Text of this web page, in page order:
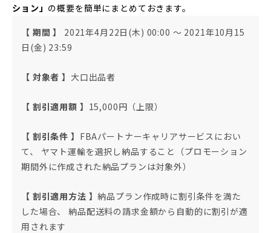
ション」 の概要を簡単にまとめておきます。
【 期間 】 2021年4月22日(木) 00:00 ～ 2021年10月15
日(金) 23:59
【 対象者 】 大口出品者
【 割引適用額 】 15,000円（上限）
【 割引条件 】 FBAパートナーキャリアサービスにおい
て、 ヤマト運輸を選択し納品すること（プロモーション
期間外に作成された納品プランは対象外）
【 割引適用方法 】納品プラン作成時に割引条件を満た
した場合、 納品配送料の請求金額から自動的に割引が適
用されます